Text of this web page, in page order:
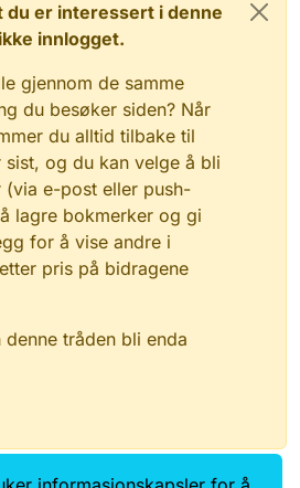
du er interessert i denne
innlogget.
gjennom de samme
du besøker siden? Når
du alltid tilbake til
og du kan velge å bli
(via e-post eller push-
lagre bokmerker og gi
for å vise andre i
pris på bidragene
tråden bli enda